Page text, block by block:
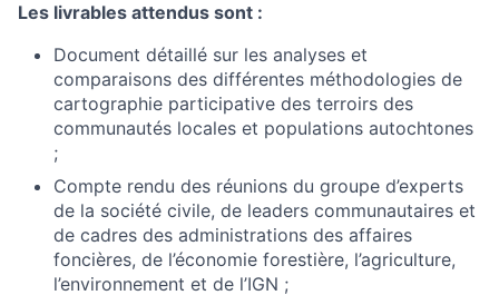
Les livrables attendus sont :
Document détaillé sur les analyses et
comparaisons des différentes méthodologies de
cartographie participative des terroirs des
communautés locales et populations autochtones
;
Compte rendu des réunions du groupe d’experts
de la société civile, de leaders communautaires et
de cadres des administrations des affaires
foncières, de l’économie forestière, l’agriculture,
l’environnement et de l’IGN ;